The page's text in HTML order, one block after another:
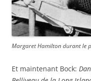
Margaret Hamilton durant le
Et maintenant Bock: